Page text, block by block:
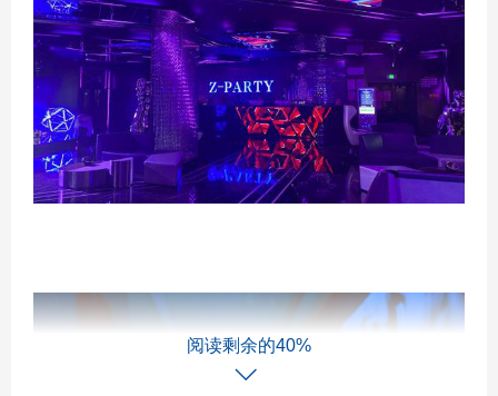
阅读剩余的40%